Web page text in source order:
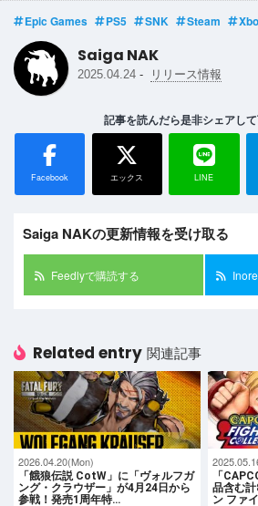
Epic Games PS5 SNK Steam
Saiga NAK
2025.04.24 - リリース情報
記事を読んだら是非シェアし
Facebook エックス LINE
Saiga NAKの更新情報を受け取る
Feedlyで購読する
Related entry 関連記事
2026.04.20(Mon)
「餓狼伝説 CotW」に「ヴォルフガ
ング・クラウザー」が4月24日から
参戦！発売1周年特…
「
品含む
ン ファ